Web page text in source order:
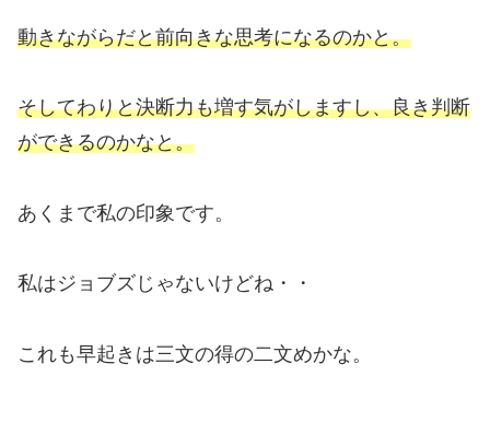
動きながらだと前向きな思考になるのかと。
そしてわりと決断力も増す気がしますし、良き判断
ができるのかなと。
あくまで私の印象です。
私はジョブズじゃないけどね・・
これも早起きは三文の得の二文めかな。